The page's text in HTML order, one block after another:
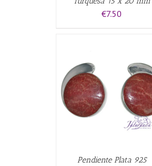
€7.50
Pendiente Plata 925